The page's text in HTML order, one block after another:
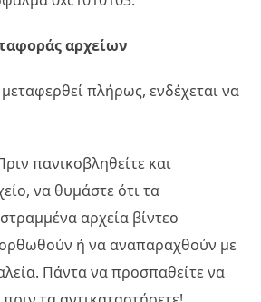
αρχείων
πλήρως, ενδέχεται να
πανικοβληθείτε και
να θυμάστε ότι τα
αρχεία βίντεο
ή να αναπαραχθούν με
Πάντα να προσπαθείτε να